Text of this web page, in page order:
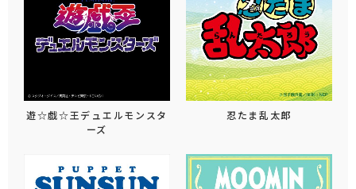
遊☆戯☆王デュエルモンスタ
ーズ
忍たま乱太郎